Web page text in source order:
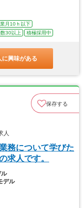
月10ｈ以下
30以上 積極採用中
に興味がある
保存する
人
務について学びた
求人です。
ル
デル